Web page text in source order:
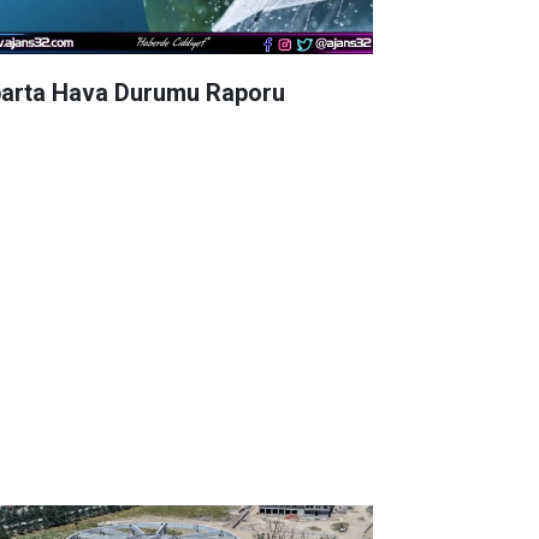
Hava Durumu Raporu